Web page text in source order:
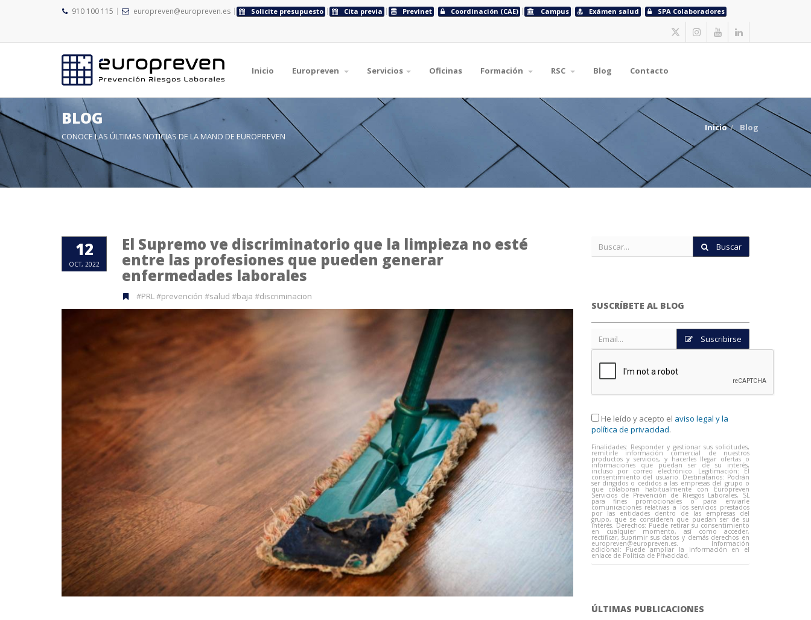
910 100 115 europreven@europreven.es Solicite presupuesto Cita previa Previnet Coordinación (CAE) Campus Exámen salud SPA Colaboradores
Inicio Europreven Servicios Oficinas Formación RSC Blog Contacto
BLOG
CONOCE LAS ÚLTIMAS NOTICIAS DE LA MANO DE EUROPREVEN
Inicio Blog
12
OCT, 2022
El Supremo ve discriminatorio que la limpieza no esté
entre las profesiones que pueden generar
enfermedades laborales
#PRL #prevención #salud #baja #discriminacion
Buscar
SUSCRÍBETE AL BLOG
Suscribirse
He leído y acepto el aviso legal y la
política de privacidad.
Finalidades: Responder y gestionar sus solicitudes,
remitirle información comercial de nuestros
productos y servicios, y hacerles llegar ofertas o
informaciones que puedan ser de su interés,
incluso por correo electrónico. Legitimación: El
consentimiento del usuario. Destinatarios: Podrán
ser dirigidos o cedidos a las empresas del grupo o
que colaboran habitualmente con Europreven
Servicios de Prevención de Riesgos Laborales, SL
para fines promocionales o para enviarle
comunicaciones relativas a los servicios prestados
por las entidades dentro de las empresas del
grupo, que se consideren que puedan ser de su
interés. Derechos: Puede retirar su consentimiento
en cualquier momento, así como acceder,
rectificar, suprimir sus datos y demás derechos en
europreven@europreven.es. Información
adicional: Puede ampliar la información en el
enlace de Política de Privacidad.
ÚLTIMAS PUBLICACIONES